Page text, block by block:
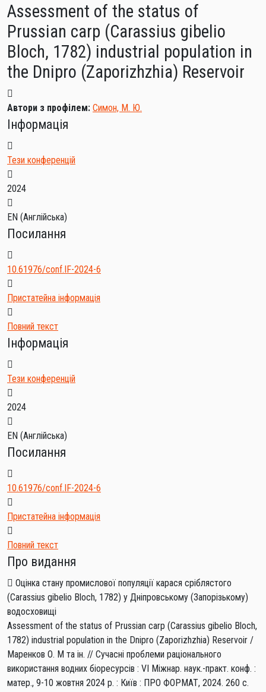
Assessment of the status of
Prussian carp (Carassius gibelio
Bloch, 1782) industrial population in
the Dnipro (Zaporizhzhia) Reservoir
Автори з профілем: Симон, М. Ю.
Інформація
Тези конференцій
2024
EN (Англійська)
Посилання
10.61976/conf.IF-2024-6
Пристатейна інформація
Повний текст
Інформація
Тези конференцій
2024
EN (Англійська)
Посилання
10.61976/conf.IF-2024-6
Пристатейна інформація
Повний текст
Про видання
Оцінка стану промислової популяції карася сріблястого
(Carassius gibelio Bloch, 1782) у Дніпровському (Запорізькому)
водосховищі
Assessment of the status of Prussian carp (Carassius gibelio Bloch,
1782) industrial population in the Dnipro (Zaporizhzhia) Reservoir /
Маренков О. М та ін. // Сучасні проблеми раціонального
використання водних біоресурсів : VI Міжнар. наук.-практ. конф. :
матер., 9-10 жовтня 2024 р. : Київ : ПРО ФОРМАТ, 2024. 260 с.